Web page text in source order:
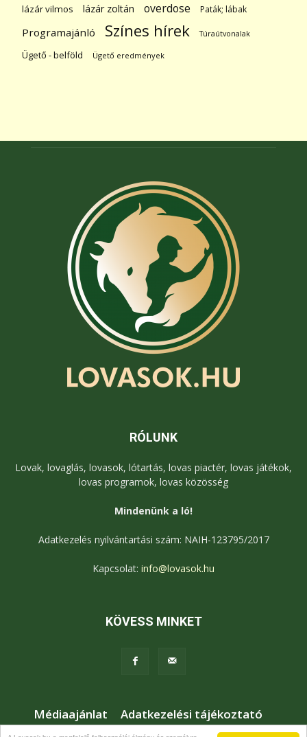
lázár vilmos lázár zoltán overdose Paták; lábak
Programajánló Színes hírek Túraútvonalak
Ügető - belföld Ügető eredmények
RÓLUNK
Lovak, lovaglás, lovasok, lótartás, lovas piactér, lovas játékok,
lovas programok, lovas közösség
Mindenünk a ló!
Adatkezelés nyilvántartási szám: NAIH-123795/2017
Kapcsolat: info@lovasok.hu
KÖVESS MINKET
Médiaajánlat
Adatkezelési tájékoztató
Jogi nyilatkozat
Karrier Kapcsolat